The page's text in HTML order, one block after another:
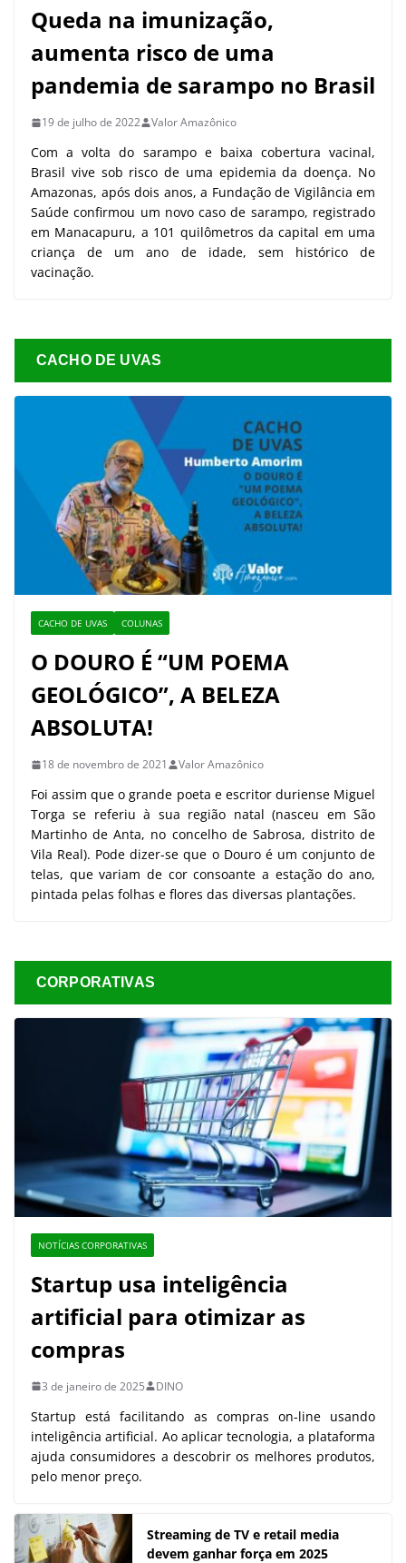
Queda na imunização,
aumenta risco de uma
pandemia de sarampo no Brasil
19 de julho de 2022 Valor Amazônico
Com a volta do sarampo e baixa cobertura vacinal,
Brasil vive sob risco de uma epidemia da doença. No
Amazonas, após dois anos, a Fundação de Vigilância em
Saúde confirmou um novo caso de sarampo, registrado
em Manacapuru, a 101 quilômetros da capital em uma
criança de um ano de idade, sem histórico de
vacinação.
CACHO DE UVAS
CACHO DE UVAS COLUNAS
O DOURO É “UM POEMA
GEOLÓGICO”, A BELEZA
ABSOLUTA!
18 de novembro de 2021 Valor Amazônico
Foi assim que o grande poeta e escritor duriense Miguel
Torga se referiu à sua região natal (nasceu em São
Martinho de Anta, no concelho de Sabrosa, distrito de
Vila Real). Pode dizer-se que o Douro é um conjunto de
telas, que variam de cor consoante a estação do ano,
pintada pelas folhas e flores das diversas plantações.
CORPORATIVAS
NOTÍCIAS CORPORATIVAS
Startup usa inteligência
artificial para otimizar as
compras
3 de janeiro de 2025 DINO
Startup está facilitando as compras on-line usando
inteligência artificial. Ao aplicar tecnologia, a plataforma
ajuda consumidores a descobrir os melhores produtos,
pelo menor preço.
Streaming de TV e retail media
devem ganhar força em 2025